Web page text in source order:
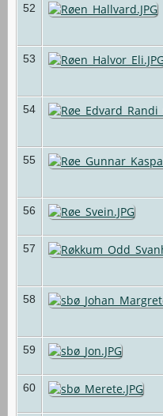
52
53
54
55
56
57
58
59
60